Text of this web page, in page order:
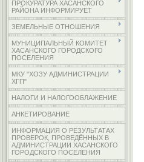
ПРОКУРАТУРА ХАСАНСКОГО
РАЙОНА ИНФОРМИРУЕТ
ЗЕМЕЛЬНЫЕ ОТНОШЕНИЯ
МУНИЦИПАЛЬНЫЙ КОМИТЕТ
ХАСАНСКОГО ГОРОДСКОГО
ПОСЕЛЕНИЯ
МКУ "ХОЗУ АДМИНИСТРАЦИИ
ХГП"
НАЛОГИ И НАЛОГООБЛАЖЕНИЕ
АНКЕТИРОВАНИЕ
ИНФОРМАЦИЯ О РЕЗУЛЬТАТАХ
ПРОВЕРОК, ПРОВЕДЁННЫХ В
АДМИНИСТРАЦИИ ХАСАНСКОГО
ГОРОДСКОГО ПОСЕЛЕНИЯ